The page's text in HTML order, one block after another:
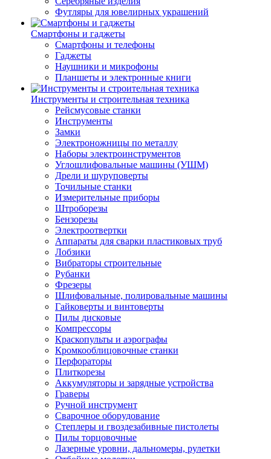
Футляры для ювелирных украшений
Смартфоны и гаджеты
Смартфоны и телефоны
Гаджеты
Наушники и микрофоны
Планшеты и электронные книги
Инструменты и строительная техника
Рейсмусовые станки
Инструменты
Замки
Электроножницы по металлу
Наборы электроинструментов
Углошлифовальные машины (УШМ)
Дрели и шуруповерты
Точильные станки
Измерительные приборы
Штроборезы
Бензорезы
Электроотвертки
Аппараты для сварки пластиковых труб
Лобзики
Вибраторы строительные
Рубанки
Фрезеры
Шлифовальные, полировальные машины
Гайковерты и винтоверты
Пилы дисковые
Компрессоры
Краскопульты и аэрографы
Кромкооблицовочные станки
Перфораторы
Плиткорезы
Аккумуляторы и зарядные устройства
Граверы
Ручной инструмент
Сварочное оборудование
Степлеры и гвоздезабивные пистолеты
Пилы торцовочные
Лазерные уровни, дальномеры, рулетки